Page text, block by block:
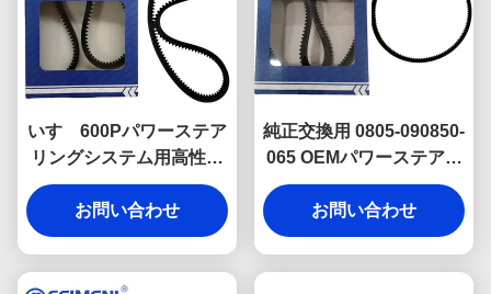
いすゞ600Pパワーステア
リングシステム用高性能
6320ドライブベルト 8-
97085131 OEM、信頼性
の高い動作を保証するよ
お問い合わせ
純正交換用 0805-090850-
065 OEMパワーステアリ
ングベルト 6310 いすゞ
NHKR用、オリジナル工
場仕様を満たすように製
お問い合わせ